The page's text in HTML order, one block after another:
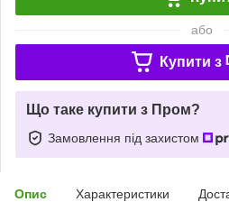
або
Купити з
Що таке купити з Пром?
Замовлення під захистом
Опис Характеристики